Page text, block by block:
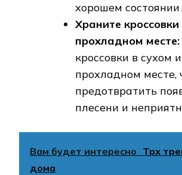
хорошем
Храните кроссовки
прохладном месте:
кроссовки в сухом и
прохладном месте,
предотвратить
плесени и
Вам будет интересно Трх
дома